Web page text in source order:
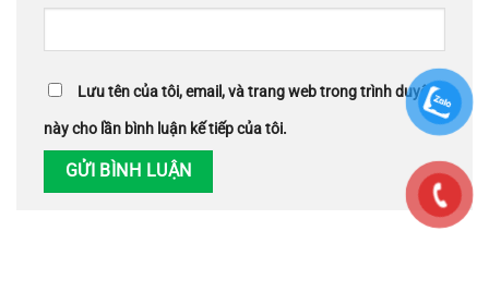
Lưu tên của tôi, email, và trang web trong trình duyệt
này cho lần bình luận kế tiếp của tôi.